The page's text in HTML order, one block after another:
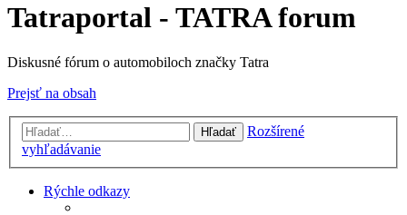
Tatraportal - TATRA forum
Diskusné fórum o automobiloch značky Tatra
Prejsť na obsah
Hľadať
Rozšírené
vyhľadávanie
Rýchle odkazy